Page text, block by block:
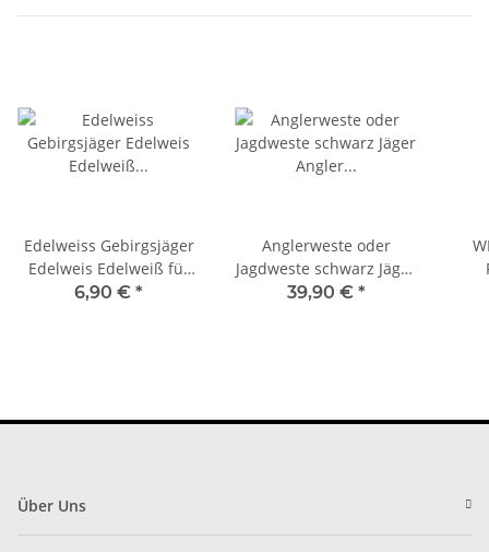
Edelweiss Gebirgsjäger
Edelweis Edelweiß für
Bergmütze
6,90 € *
Anglerweste oder
Jagdweste schwarz Jäger
Angler Ranger Weste
39,90 € *
Über Uns